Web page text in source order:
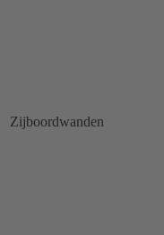
Zijboordwanden